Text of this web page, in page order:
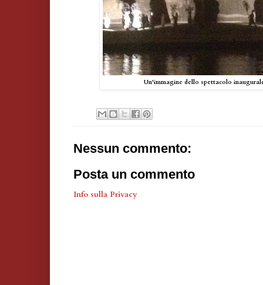
Un'immagine dello spettacolo
Nessun commento:
Posta un commento
Info sulla Privacy